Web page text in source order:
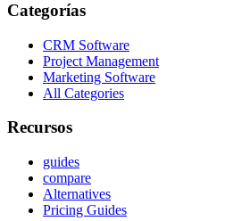
Categorías
CRM Software
Project Management
Marketing Software
All Categories
Recursos
guides
compare
Alternatives
Pricing Guides